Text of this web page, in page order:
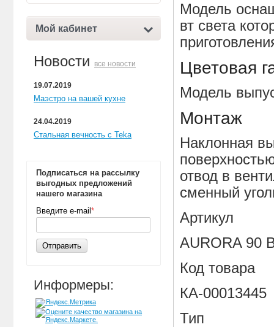
Мой кабинет
Новости все новости
19.07.2019
Маэстро на вашей кухне
24.04.2019
Стальная вечность с Teka
Подписаться на рассылку
выгодных предложений
нашего магазина
Введите e-mail *
Отправить
Информеры:
Модель
вт света
Цветовая
Модель
Монтаж
Наклонная
отвод в
сменный
Артикул
AURORA 90
Код товара
КА-00013445
Тип